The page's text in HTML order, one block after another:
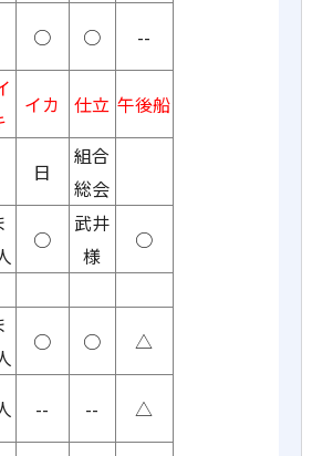
○ ○
--
イカ 仕立 午後船
日
組合
総会
○
武井
様
○
○ ○
△
-- -- △